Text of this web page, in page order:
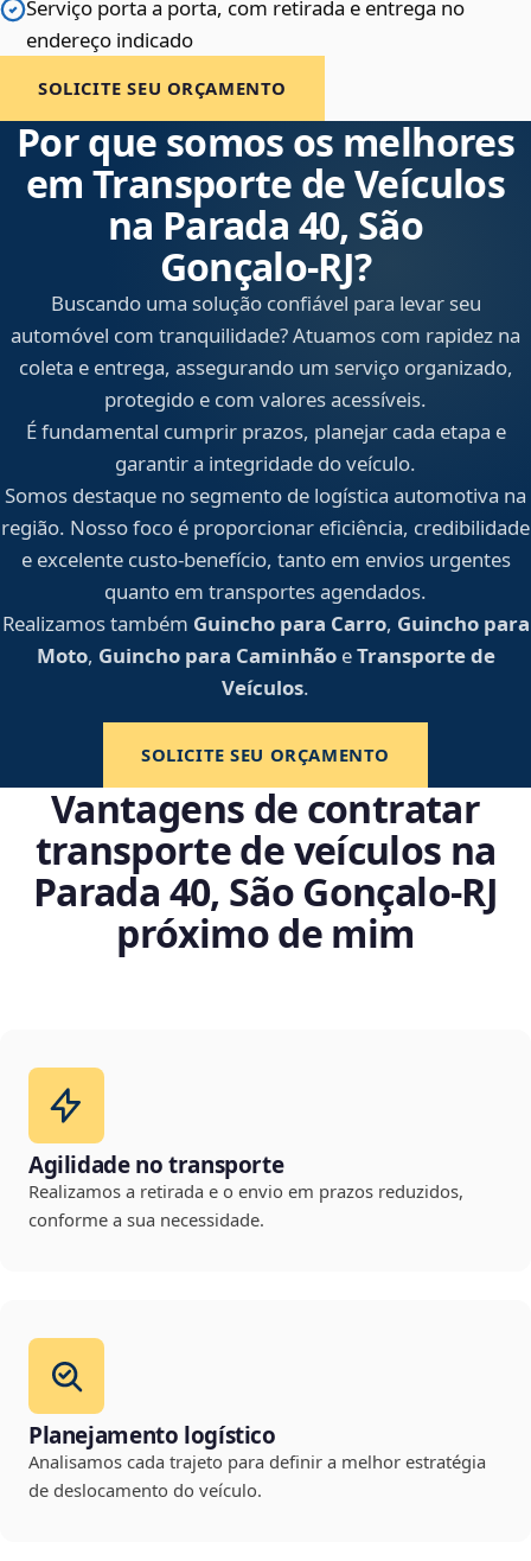
Serviço porta a porta, com retirada e entrega no
endereço indicado
SOLICITE SEU ORÇAMENTO
Por que somos os melhores
em Transporte de Veículos
na Parada 40, São
Gonçalo‑RJ?
Buscando uma solução confiável para levar seu
automóvel com tranquilidade? Atuamos com rapidez na
coleta e entrega, assegurando um serviço organizado,
protegido e com valores acessíveis.
É fundamental cumprir prazos, planejar cada etapa e
garantir a integridade do veículo.
Somos destaque no segmento de logística automotiva na
região. Nosso foco é proporcionar eficiência, credibilidade
e excelente custo-benefício, tanto em envios urgentes
quanto em transportes agendados.
Realizamos também Guincho para Carro, Guincho para
Moto, Guincho para CaminhãoeTransporte de
Veículos.
SOLICITE SEU ORÇAMENTO
Vantagens de contratar
transporte de veículos na
Parada 40, São Gonçalo‑RJ
próximo de mim
Agilidade no transporte
Realizamos a retirada e o envio em prazos reduzidos,
conforme a sua necessidade.
Planejamento logístico
Analisamos cada trajeto para definir a melhor estratégia
de deslocamento do veículo.